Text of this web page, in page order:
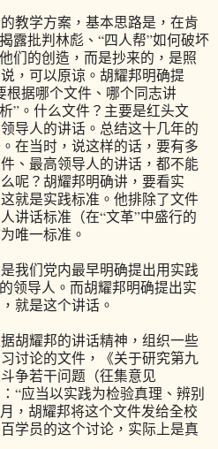
学方案，基本思路是，在肯
露批判林彪、“四人帮”如何破坏
们的创造，而是抄来的，是照
，可以原谅。胡耀邦明确提
根据哪个文件、哪个同志讲
”。什么文件？主要是红头文
导人的讲话。总结这十几年的
在当时，说这样的话，要有多
、最高领导人的讲话，都不能
呢？胡耀邦明确讲，要看实
就是实践标准。他排除了文件
讲话标准（在“文革”中盛行的
唯一标准。
们党内最早明确提出用实践
领导人。而胡耀邦明确提出实
就是这个讲话。
耀邦的讲话精神，组织一些
讨论的文件，《关于研究第九
争若干问题（彺集意见
“应当以实践为检验真理、辨别
，胡耀邦将这个文件发给全校
学员的这个讨论，实际上是真